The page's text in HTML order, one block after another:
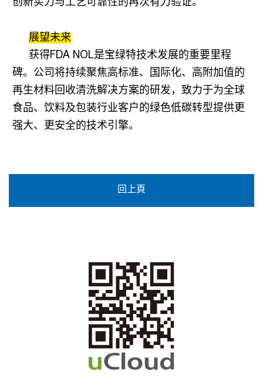
创新实力与工艺可靠性的再次有力验证。
展望未来
获得FDA NOL是宝绿特技术发展的重要里程
碑。公司将持续聚焦高标准、国际化、高附加值的
再生材料回收清洗解决方案的研发，致力于为全球
食品、饮料及包装行业客户的绿色低碳转型提供更
强大、更安全的技术引擎。
回上頁